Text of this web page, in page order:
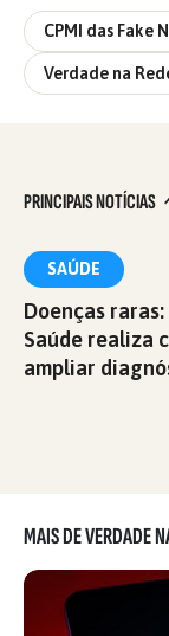
CPMI das Fake
Verdade na
PRINCIPAIS NOTÍCIAS
SAÚDE
Doenças
Saúde realiza
ampliar
MAIS DE VERDADE